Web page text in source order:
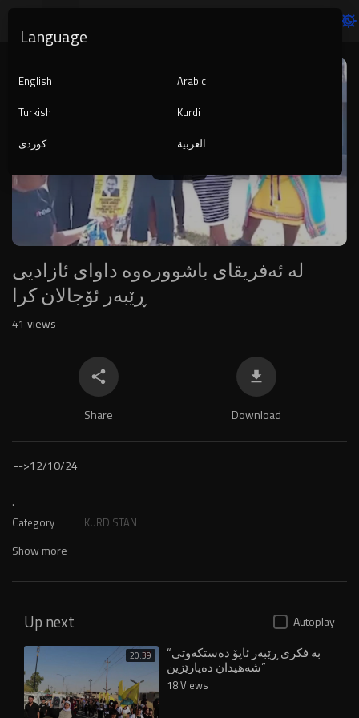
Player
لە ئەفریقای باشوورەوە داوای ئازادیی
ڕێبەر ئۆجالان کرا
41 views
Share Download
-->12/10/24
.
Category KURDISTAN
Show more
Up next Autoplay
20:39 “بە فکری ڕێبەر ئاپۆ دەستکەوتی
شەهیدان دەپارێزین”
18 Views
Language
English
Arabic
Turkish
Kurdi
کوردی
العربية